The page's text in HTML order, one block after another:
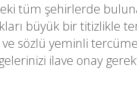
tüm şehirlerde
büyük bir titizlikle
ve sözlü yeminli
ilave onay